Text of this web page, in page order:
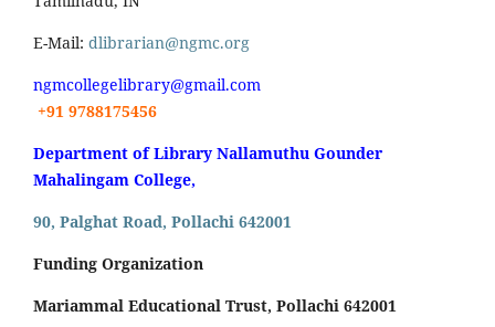
E-Mail: dlibrarian@ngmc.org
ngmcollegelibrary@gmail.com
+91 9788175456
Department of Library Nallamuthu Gounder
Mahalingam College,
90, Palghat Road, Pollachi 642001
Funding Organization
Mariammal Educational Trust, Pollachi 642001